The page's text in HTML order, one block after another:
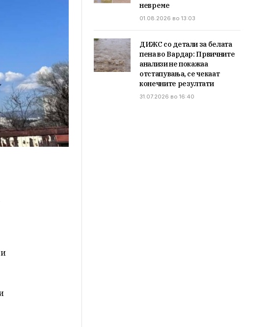
невреме
01.08.2026 во 13:03
ДИЖС со детали за белата
пена во Вардар: Првичните
анализи не покажаа
отстапувања, се чекаат
конечните резултати
31.07.2026 во 16:40